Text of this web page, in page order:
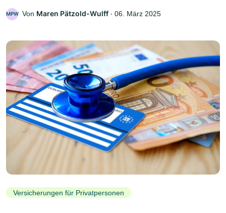
MPW Von Maren Pätzold-Wulff ‧ 06. März 2025
Versicherungen für Privatpersonen